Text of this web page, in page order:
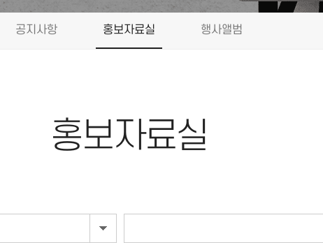
공지사항 홍보자료실 행사앨범
홍보자료실